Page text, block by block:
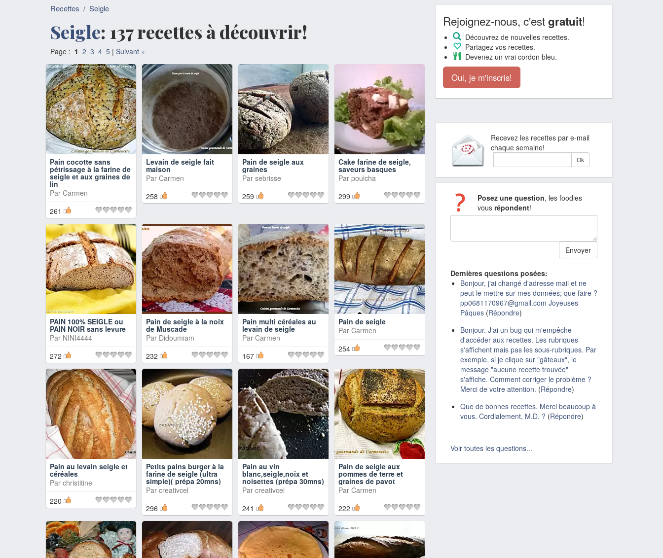
Recettes / Seigle
Seigle: 137 recettes à découvrir!
Page : 1 2 3 4 5 | Suivant »
Pain cocotte sans
pétrissage à la farine de
seigle et aux graines de
lin
Par Carmen
261
Levain de seigle fait
maison
Par Carmen
258
Pain de seigle aux
graines
Par sebrisse
259
Cake farine de seigle,
saveurs basques
Par poulcha
299
PAIN 100% SEIGLE ou
PAIN NOIR sans levure
Par NINI4444
272
Pain de seigle à la noix
de Muscade
Par Didoumiam
232
Pain multi céréales au
levain de seigle
Par Carmen
167
Pain de seigle
Par Carmen
254
Pain au levain seigle et
céréales
Par christitine
220
Petits pains burger à la
farine de seigle (ultra
simple)( prépa 20mns)
Par creativcel
296
Pain au vin
blanc,seigle,noix et
noisettes (prépa 30mns)
Par creativcel
241
Pain de seigle aux
pommes de terre et
graines de pavot
Par Carmen
222
Rejoignez-nous, c'estgratuit!
Découvrez de nouvelles recettes.
Partagez vos recettes.
Devenez un vrai cordon bleu.
Oui, je m'inscris!
Recevez les recettes par e-mail
chaque semaine!
Posez une question, les foodies
vous répondent!
Dernières questions posées:
Bonjour, j'ai changé d'adresse mail et ne
peut le mettre sur mes données; que faire ?
pp0681170967@gmail.com Joyeuses
Pâques (Répondre)
Bonjour. J'ai un bug qui m'empêche
d'accéder aux recettes. Les rubriques
s'affichent mais pas les sous-rubriques. Par
exemple, si je clique sur "gâteaux", le
message "aucune recette trouvée"
s'affiche. Comment corriger le problème ?
Merci de votre attention. (Répondre)
Que de bonnes recettes. Merci beaucoup à
vous. Cordialement, M.D. ? (Répondre)
Voir toutes les questions...